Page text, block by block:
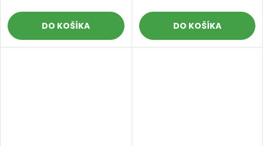
DO KOŠÍKA DO KOŠÍKA